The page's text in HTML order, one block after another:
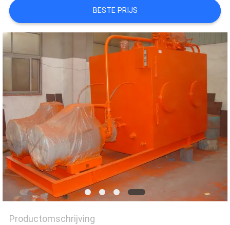
VRAAG
EEN
OFFERTE
SITEMAP
PRIVACYBELEID
BESTE PRIJS
Productomschrijving